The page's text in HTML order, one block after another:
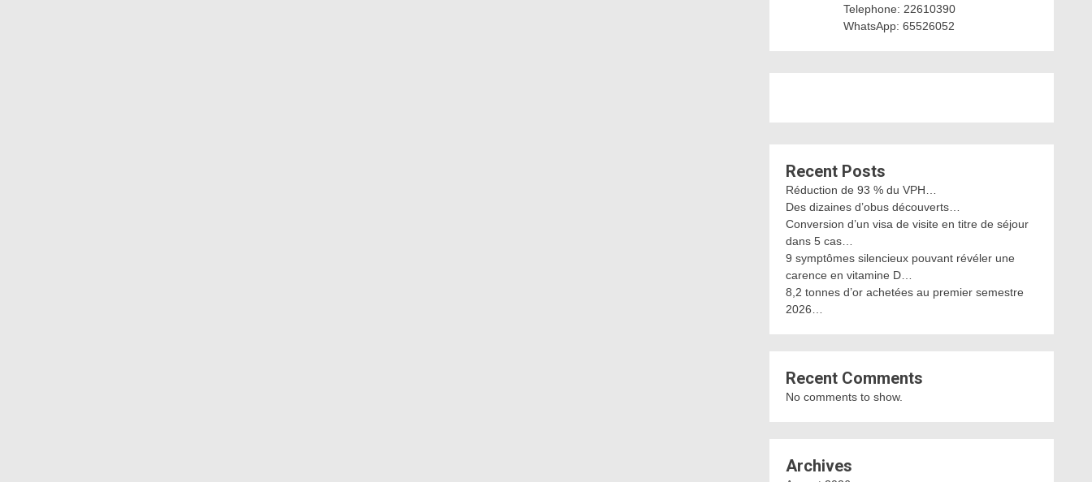
Telephone: 22610390
WhatsApp: 65526052
Recent Posts
Réduction de 93 % du VPH…
Des dizaines d’obus découverts…
Conversion d’un visa de visite en titre de séjour
dans 5 cas…
9 symptômes silencieux pouvant révéler une
carence en vitamine D…
8,2 tonnes d’or achetées au premier semestre
2026…
Recent Comments
No comments to show.
Archives